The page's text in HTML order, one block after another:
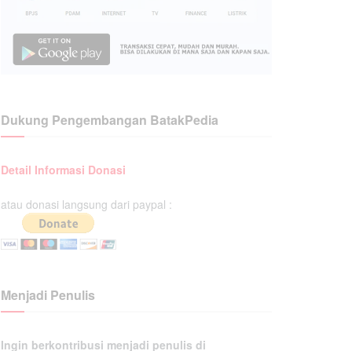
Dukung Pengembangan BatakPedia
Detail Informasi Donasi
atau donasi langsung dari paypal :
Menjadi Penulis
Ingin berkontribusi menjadi penulis di